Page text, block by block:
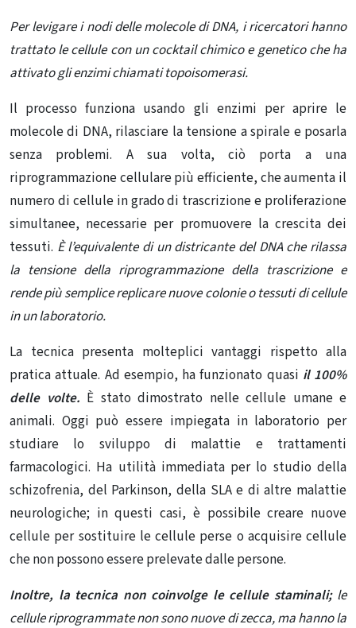
Per levigare i nodi delle molecole di DNA, i ricercatori hanno
trattato le cellule con un cocktail chimico e genetico che ha
attivato gli enzimi chiamati topoisomerasi.
Il processo funziona usando gli enzimi per aprire le
molecole di DNA, rilasciare la tensione a spirale e posarla
senza problemi.
A sua volta, ciò porta a una
riprogrammazione cellulare più efficiente, che aumenta il
numero di cellule in grado di trascrizione e proliferazione
simultanee, necessarie per promuovere la crescita dei
tessuti. È l’equivalente di un districante del DNA che rilassa
la tensione della riprogrammazione della trascrizione e
rende più semplice replicare nuove colonie o tessuti di cellule
in un laboratorio.
La tecnica presenta molteplici vantaggi rispetto alla
pratica attuale. Ad esempio, ha funzionato quasi il 100%
delle volte. È stato dimostrato nelle cellule umane e
animali. Oggi può essere impiegata in laboratorio per
studiare lo sviluppo di malattie e trattamenti
farmacologici. Ha utilità immediata per lo studio della
schizofrenia, del Parkinson, della SLA e di altre malattie
neurologiche; in questi casi, è possibile creare nuove
cellule per sostituire le cellule perse o acquisire cellule
che non possono essere prelevate dalle persone.
Inoltre, la tecnica non coinvolge le cellule staminali; le
cellule riprogrammate non sono nuove di zecca, ma hanno la